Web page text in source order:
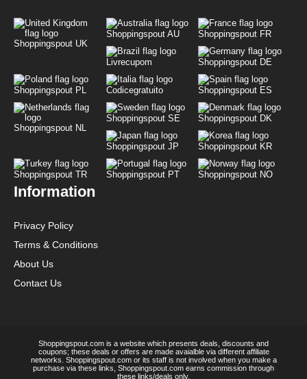
Shoppingspout UK
Shoppingspout AU Shoppingspout FR
Livrecupom Shoppingspout DE
Shoppingspout PL Codicegratuito Shoppingspout ES
Shoppingspout NL
Shoppingspout SE Shoppingspout DK
Shoppingspout JP Shoppingspout KR
Shoppingspout TR Shoppingspout PT Shoppingspout NO
Information
Privacy Policy
Terms & Conditions
About Us
Contact Us
Shoppingspout.com is a website which presents deals, discounts and
coupons; these deals or offers are made avaialble via different affiliate
networks. Shoppingspout.com or its staff is not involved when you make a
purchase via these links, Shoppingspout.com earns commission through
these links/deals only.